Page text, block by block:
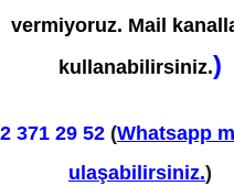
vermiyoruz. Mail
kullanabilirsiniz.)
371 29 52 (Whatsapp
ulaşabilirsiniz.)